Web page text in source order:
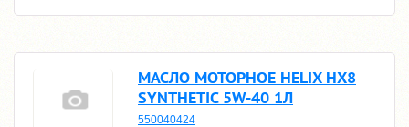
МАСЛО МОТОРНОЕ HELIX HX8
SYNTHETIC 5W-40 1Л
550040424